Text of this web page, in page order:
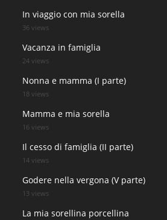
In viaggio con mia sorella
36 views
Vacanza in famiglia
24 views
Nonna e mamma (I parte)
18 views
Mamma e mia sorella
16 views
Il cesso di famiglia (II parte)
14 views
Godere nella vergona (V parte)
13 views
La mia sorellina porcellina